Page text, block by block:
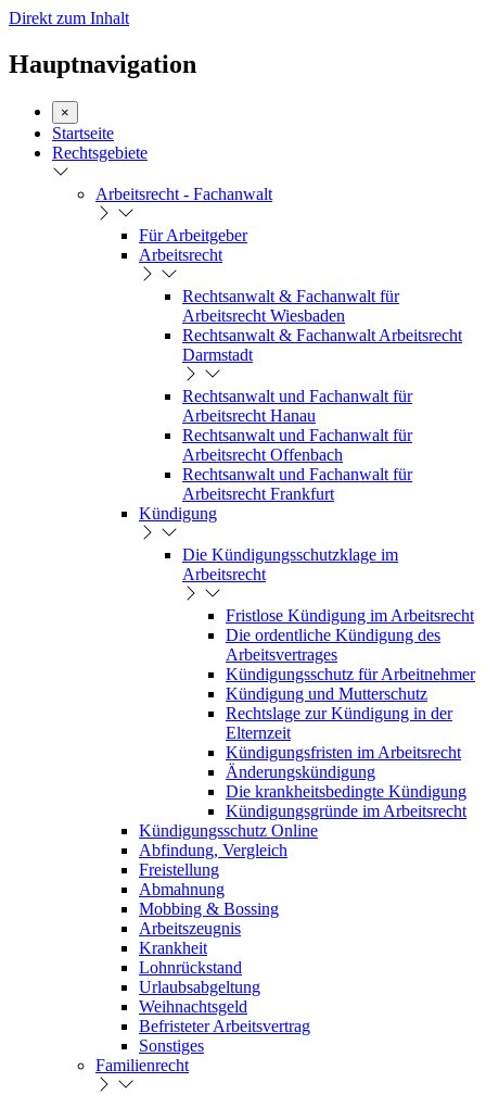
Direkt zum Inhalt
Hauptnavigation
×
Startseite
Rechtsgebiete
Arbeitsrecht - Fachanwalt
Für Arbeitgeber
Arbeitsrecht
Rechtsanwalt & Fachanwalt für
Arbeitsrecht Wiesbaden
Rechtsanwalt & Fachanwalt Arbeitsrecht
Darmstadt
Rechtsanwalt und Fachanwalt für
Arbeitsrecht Hanau
Rechtsanwalt und Fachanwalt für
Arbeitsrecht Offenbach
Rechtsanwalt und Fachanwalt für
Arbeitsrecht Frankfurt
Kündigung
Die Kündigungsschutzklage im
Arbeitsrecht
Fristlose Kündigung im Arbeitsrecht
Die ordentliche Kündigung des
Arbeitsvertrages
Kündigungsschutz für Arbeitnehmer
Kündigung und Mutterschutz
Rechtslage zur Kündigung in der
Elternzeit
Kündigungsfristen im Arbeitsrecht
Änderungskündigung
Die krankheitsbedingte Kündigung
Kündigungsgründe im Arbeitsrecht
Kündigungsschutz Online
Abfindung, Vergleich
Freistellung
Abmahnung
Mobbing & Bossing
Arbeitszeugnis
Krankheit
Lohnrückstand
Urlaubsabgeltung
Weihnachtsgeld
Befristeter Arbeitsvertrag
Sonstiges
Familienrecht